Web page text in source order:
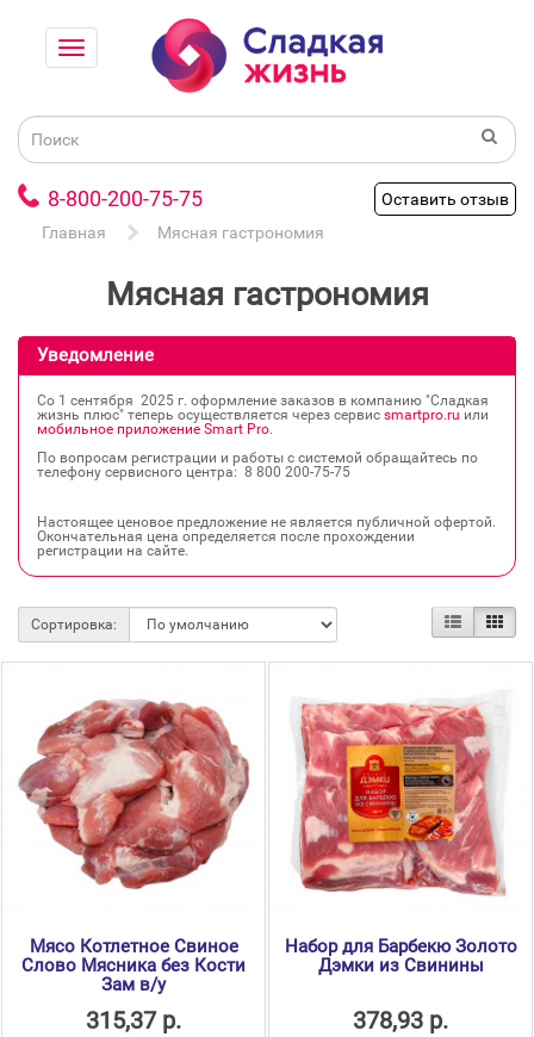
8-800-200-75-75
Оставить отзыв
Главная
Мясная гастрономия
Мясная гастрономия
Уведомление
Со 1 сентября 2025 г. оформление заказов в компанию "Сладкая
жизнь плюс" теперь осуществляется через сервис smartpro.ru или
мобильное приложение Smart Pro.
По вопросам регистрации и работы с системой обращайтесь по
телефону сервисного центра: 8 800 200‐75‐75
Настоящее ценовое предложение не является публичной офертой.
Окончательная цена определяется после прохождении
регистрации на сайте.
Сортировка:
Мясо Котлетное Свиное
Слово Мясника без Кости
Зам в/у
315,37 р.
Набор для Барбекю Золото
Дэмки из Свинины
378,93 р.